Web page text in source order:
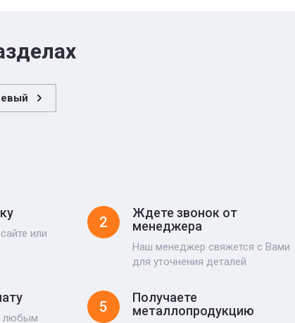
или
2
Ждете звонок от
менеджера
Наш менеджер свяжется с Вами
для уточнения деталей
любым
5
Получаете
металлопродукцию